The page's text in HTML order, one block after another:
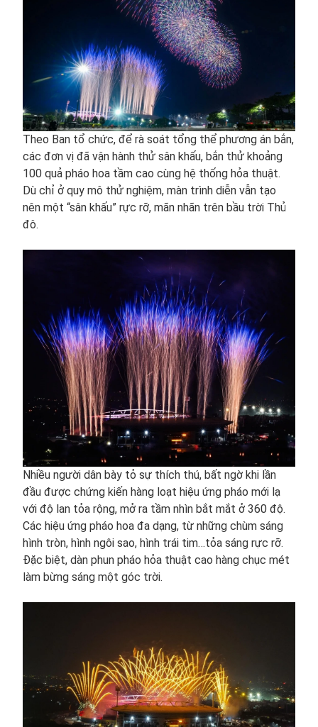
Theo Ban tổ chức, để rà soát tổng thể phương án bắn,
các đơn vị đã vận hành thử sân khấu, bắn thử khoảng
100 quả pháo hoa tầm cao cùng hệ thống hỏa thuật.
Dù chỉ ở quy mô thử nghiệm, màn trình diễn vẫn tạo
nên một “sân khấu” rực rỡ, mãn nhãn trên bầu trời Thủ
đô.
Nhiều người dân bày tỏ sự thích thú, bất ngờ khi lần
đầu được chứng kiến hàng loạt hiệu ứng pháo mới lạ
với độ lan tỏa rộng, mở ra tầm nhìn bắt mắt ở 360 độ.
Các hiệu ứng pháo hoa đa dạng, từ những chùm sáng
hình tròn, hình ngôi sao, hình trái tim…tỏa sáng rực rỡ.
Đặc biệt, dàn phun pháo hỏa thuật cao hàng chục mét
làm bừng sáng một góc trời.